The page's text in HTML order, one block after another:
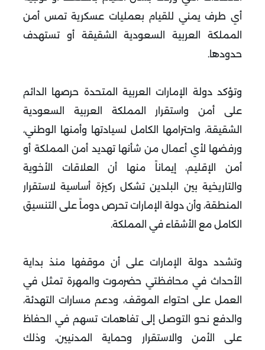
أي طرف يمني للقيام بعمليات عسكرية تمس أمن
المملكة العربية السعودية الشقيقة أو تستهدف
حدودها.
وتؤكد دولة الإمارات العربية المتحدة حرصها الدائم
على أمن واستقرار المملكة العربية السعودية
الشقيقة، واحترامها الكامل لسيادتها وأمنها الوطني،
ورفضها لأي أعمال من شأنها تهديد أمن المملكة أو
أمن الإقليم، إيماناً منها أن العلاقات الأخوية
والتاريخية بين البلدين تشكل ركيزة أساسية لاستقرار
المنطقة، وأن دولة الإمارات تحرص دوماً على التنسيق
الكامل مع الأشقاء في المملكة.
وتشدد دولة الإمارات على أن موقفها منذ بداية
الأحداث في محافظتي حضرموت والمهرة تمثل في
العمل على احتواء الموقف، ودعم مسارات التهدئة،
والدفع نحو التوصل إلى تفاهمات تسهم في الحفاظ
على الأمن والاستقرار وحماية المدنيين، وذلك